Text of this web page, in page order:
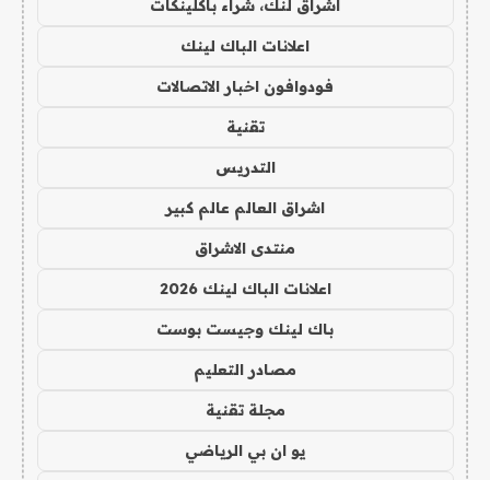
اشراق لنك، شراء باكلينكات
اعلانات الباك لينك
فودوافون اخبار الاتصالات
تقنية
التدريس
اشراق العالم عالم كبير
منتدى الاشراق
اعلانات الباك لينك 2026
باك لينك وجيست بوست
مصادر التعليم
مجلة تقنية
يو ان بي الرياضي